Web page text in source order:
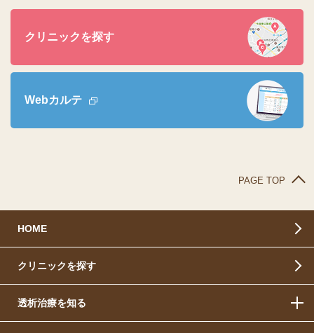
クリニックを探す
Webカルテ
PAGE TOP
HOME
クリニックを探す
透析治療を知る